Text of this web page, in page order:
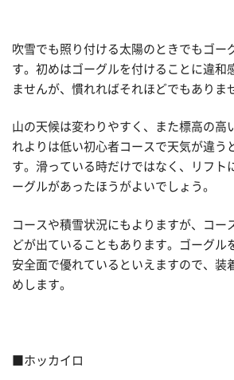
吹雪でも照り付ける太陽のときでもゴー
す。初めはゴーグルを付けることに違和
ませんが、慣れればそれほどでもありま
山の天候は変わりやすく、また標高の高
れよりは低い初心者コースで天気が違う
す。滑っている時だけではなく、リフト
ーグルがあったほうがよいでしょう。
コースや積雪状況にもよりますが、コー
どが出ていることもあります。ゴーグル
安全面で優れているといえますので、装
めします。
■ホッカイロ